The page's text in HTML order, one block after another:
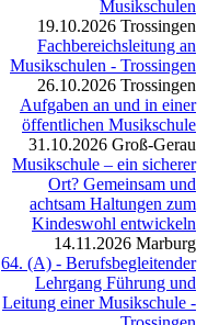
Musikschulen
19.10.2026 Trossingen
Fachbereichsleitung an
Musikschulen - Trossingen
26.10.2026 Trossingen
Aufgaben an und in einer
öffentlichen Musikschule
31.10.2026 Groß-Gerau
Musikschule – ein sicherer
Ort? Gemeinsam und
achtsam Haltungen zum
Kindeswohl entwickeln
14.11.2026 Marburg
64. (A) - Berufsbegleitender
Lehrgang Führung und
Leitung einer Musikschule -